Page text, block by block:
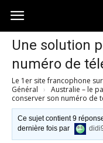
Australia-
australie.com
Une solution
numéro de
Le 1er site francophone
Général › Australie – le
conserver son numéro de
Ce sujet contient 9
dernière fois par